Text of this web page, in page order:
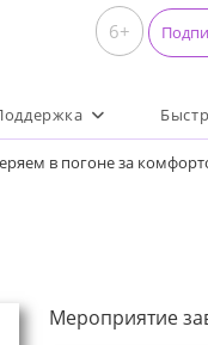
6+
в погоне за
Мероприятие